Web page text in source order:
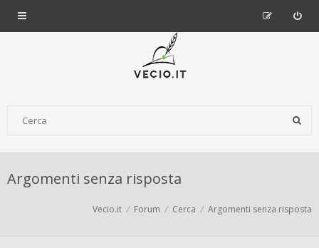
Argomenti senza risposta
Vecio.it Forum Cerca Argomenti senza risposta